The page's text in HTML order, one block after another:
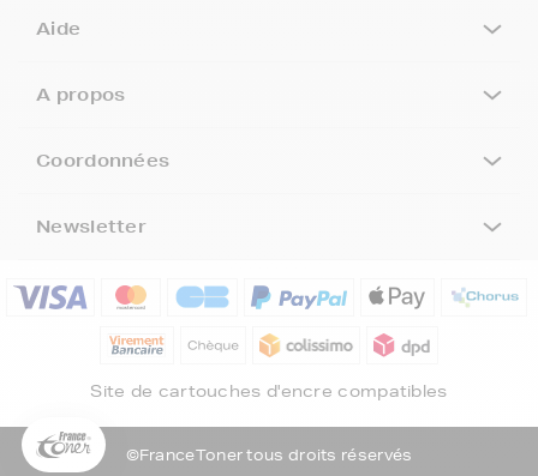
Aide
A propos
Coordonnées
Newsletter
Site de cartouches d'encre compatibles
©FranceToner tous droits réservés
5€ offerts sur votre 1ère
Inscrivez-vous à notre newsletter, suivez notre actualité et
bénéficiez immédiatementd’une remise de 5€sur votre 1ère
commande * !